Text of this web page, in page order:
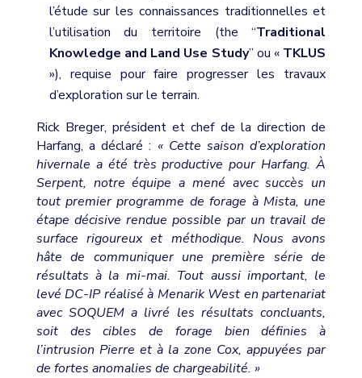
l’étude sur les connaissances traditionnelles et
l’utilisation du territoire (the “Traditional
Knowledge and Land Use Study” ou « TKLUS
»), requise pour faire progresser les travaux
d’exploration sur le terrain.
Rick Breger, président et chef de la direction de
Harfang, a déclaré : « Cette saison d’exploration
hivernale a été très productive pour Harfang. À
Serpent, notre équipe a mené avec succès un
tout premier programme de forage à Mista, une
étape décisive rendue possible par un travail de
surface rigoureux et méthodique. Nous avons
hâte de communiquer une première série de
résultats à la mi-mai. Tout aussi important, le
levé DC-IP réalisé à Menarik West en partenariat
avec SOQUEM a livré les résultats concluants,
soit des cibles de forage bien définies à
l’intrusion Pierre et à la zone Cox, appuyées par
de fortes anomalies de chargeabilité. »